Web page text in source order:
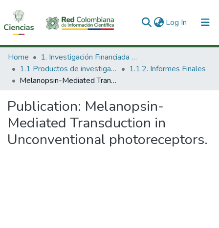
Log In (current)
Communities & Collections
All of DSpace
Home
1. Investigación Financiada con Recursos Públicos
1.1 Productos de investigación
1.1.2. Informes Finales
Melanopsin-Mediated Transduction in Unconventional photoreceptors.
Publication: Melanopsin-
Mediated Transduction in
Unconventional photoreceptors.